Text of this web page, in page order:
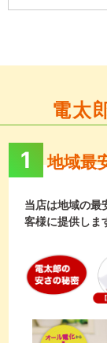
電太
1 地域最
当店は地域の最
客様に提供しま